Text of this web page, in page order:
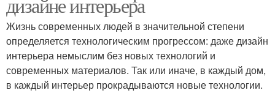
дизайне интерьера
Жизнь современных людей в значительной степени
определяется технологическим прогрессом: даже дизайн
интерьера немыслим без новых технологий и
современных материалов. Так или иначе, в каждый дом,
в каждый интерьер прокрадываются новые технологии.